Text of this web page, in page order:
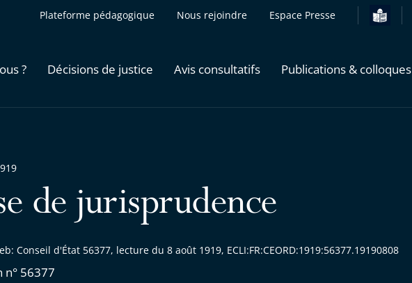
Plateforme pédagogique Nous rejoindre Espace Presse
? Décisions de justice Avis consultatifs Publications & colloques
de jurisprudence
Conseil d'État 56377, lecture du 8 août 1919, ECLI:FR:CEORD:1919:56377.19190808
n° 56377